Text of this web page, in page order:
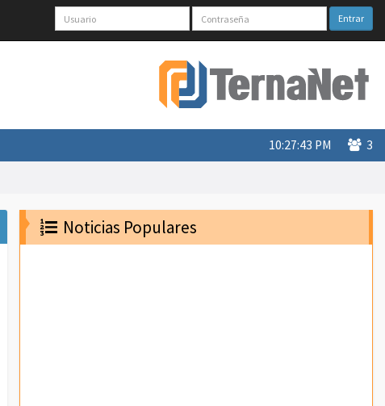
Entrar
3
10:27:43 PM
Noticias Populares